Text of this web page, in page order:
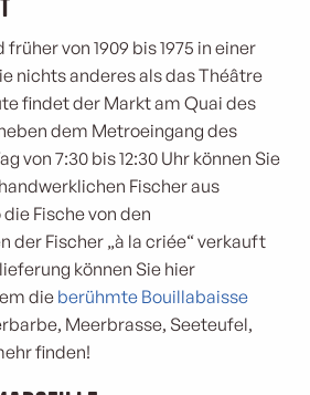
von 1909 bis 1975 in einer
nichts anderes als das Théâtre
findet der Markt am Quai des
dem Metroeingang des
von 7:30 bis 12:30 Uhr können Sie
Fischer aus
Fische von den
der Fischer „à la criée“ verkauft
können Sie hier
die berühmte Bouillabaisse
Meerbrasse, Seeteufel,
finden!